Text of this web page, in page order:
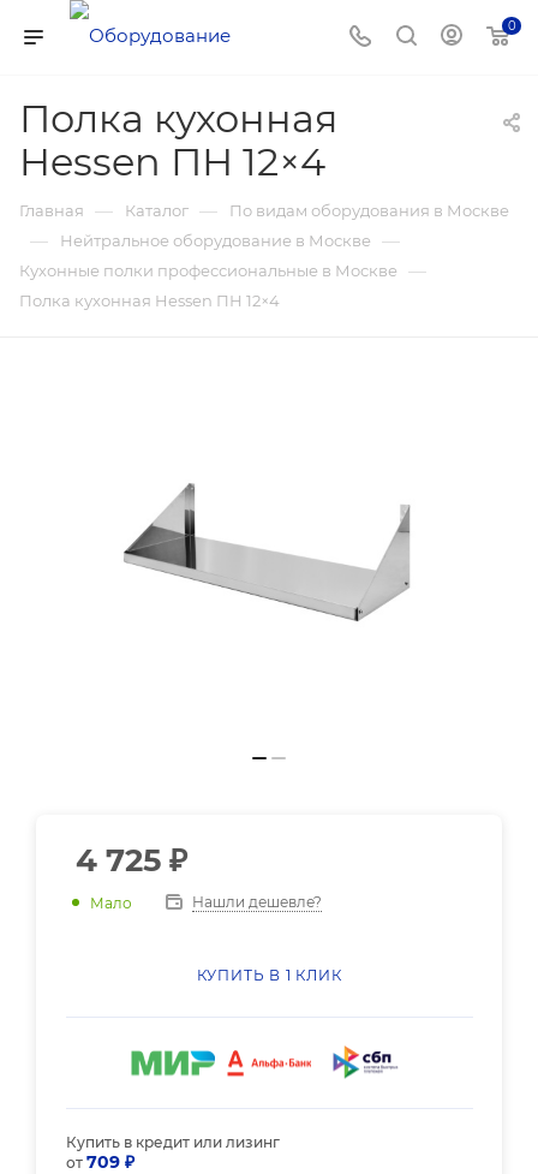
0
Полка кухонная
Hessen ПН 12×4
Главная — Каталог — По видам оборудования в Москве
— Нейтральное оборудование в Москве —
Кухонные полки профессиональные в Москве —
Полка кухонная Hessen ПН 12×4
4 725 ₽
Мало Нашли дешевле?
КУПИТЬ В 1 КЛИК
Купить в кредит или лизинг
от 709 ₽